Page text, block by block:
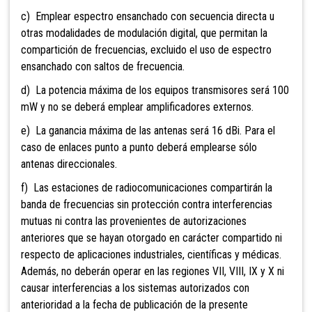
c) Emplear espectro ensanchado con secuencia directa u
otras modalidades de modulación digital, que permitan la
compartición de frecuencias, excluido el uso de espectro
ensanchado con saltos de frecuencia.
d) La potencia máxima de los equipos transmisores será 100
mW y no se deberá emplear amplificadores externos.
e) La ganancia máxima de las antenas será 16 dBi. Para el
caso de enlaces punto a punto deberá emplearse sólo
antenas direccionales.
f) Las estaciones de radiocomunicaciones compartirán la
banda de frecuencias sin protección contra interferencias
mutuas ni contra las provenientes de autorizaciones
anteriores que se hayan otorgado en carácter compartido ni
respecto de aplicaciones industriales, científicas y médicas.
Además, no deberán operar en las regiones VII, VIII, IX y X ni
causar interferencias a los sistemas autorizados con
anterioridad a la fecha de publicación de la presente